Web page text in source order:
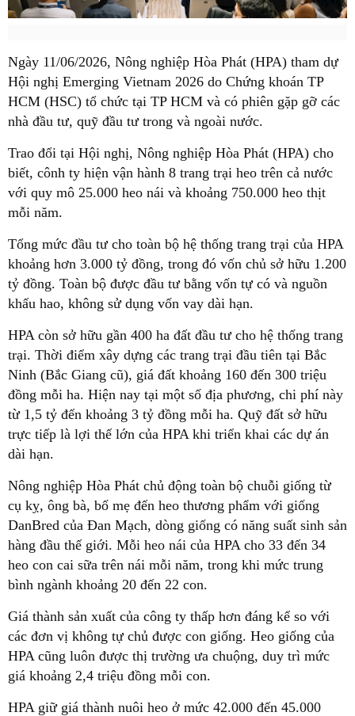
Ngày 11/06/2026, Nông nghiệp Hòa Phát (HPA) tham dự
Hội nghị Emerging Vietnam 2026 do Chứng khoán TP
HCM (HSC) tổ chức tại TP HCM và có phiên gặp gỡ các
nhà đầu tư, quỹ đầu tư trong và ngoài nước.
Trao đổi tại Hội nghị, Nông nghiệp Hòa Phát (HPA) cho
biết, cônh ty hiện vận hành 8 trang trại heo trên cả nước
với quy mô 25.000 heo nái và khoảng 750.000 heo thịt
mỗi năm.
Tổng mức đầu tư cho toàn bộ hệ thống trang trại của HPA
khoảng hơn 3.000 tỷ đồng, trong đó vốn chủ sở hữu 1.200
tỷ đồng. Toàn bộ được đầu tư bằng vốn tự có và nguồn
khấu hao, không sử dụng vốn vay dài hạn.
HPA còn sở hữu gần 400 ha đất đầu tư cho hệ thống trang
trại. Thời điểm xây dựng các trang trại đầu tiên tại Bắc
Ninh (Bắc Giang cũ), giá đất khoảng 160 đến 300 triệu
đồng mỗi ha. Hiện nay tại một số địa phương, chi phí này
từ 1,5 tỷ đến khoảng 3 tỷ đồng mỗi ha. Quỹ đất sở hữu
trực tiếp là lợi thế lớn của HPA khi triển khai các dự án
dài hạn.
Nông nghiệp Hòa Phát chủ động toàn bộ chuỗi giống từ
cụ kỵ, ông bà, bố mẹ đến heo thương phẩm với giống
DanBred của Đan Mạch, dòng giống có năng suất sinh sản
hàng đầu thế giới. Mỗi heo nái của HPA cho 33 đến 34
heo con cai sữa trên nái mỗi năm, trong khi mức trung
bình ngành khoảng 20 đến 22 con.
Giá thành sản xuất của công ty thấp hơn đáng kể so với
các đơn vị không tự chủ được con giống. Heo giống của
HPA cũng luôn được thị trường ưa chuộng, duy trì mức
giá khoảng 2,4 triệu đồng mỗi con.
HPA giữ giá thành nuôi heo ở mức 42.000 đến 45.000